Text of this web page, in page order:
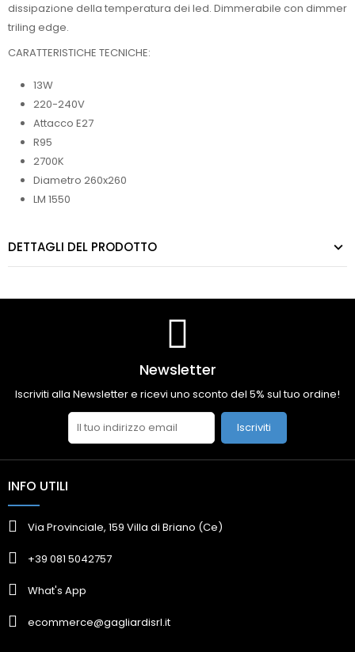
dissipazione della temperatura dei led. Dimmerabile con dimmer
triling edge.
CARATTERISTICHE TECNICHE:
13W
220-240V
Attacco E27
R95
2700K
Diametro 260x260
LM 1550
DETTAGLI DEL PRODOTTO
Newsletter
Iscriviti alla Newsletter e ricevi uno sconto del 5% sul tuo ordine!
Iscriviti
INFO UTILI
Via Provinciale, 159 Villa di Briano (Ce)
+39 081 5042757
What's App
ecommerce@gagliardisrl.it